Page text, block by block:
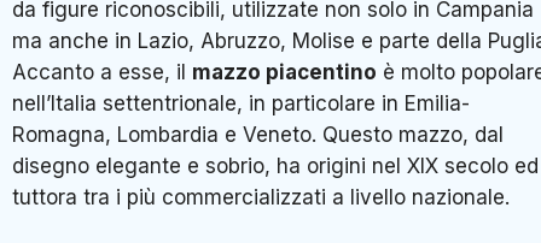
da figure riconoscibili, utilizzate non solo in Campania
ma anche in Lazio, Abruzzo, Molise e parte della
Accanto a esse, il mazzo piacentino è molto
nell’Italia settentrionale, in particolare in Emilia-
Romagna, Lombardia e Veneto. Questo mazzo, dal
disegno elegante e sobrio, ha origini nel XIX secolo
tuttora tra i più commercializzati a livello nazionale.